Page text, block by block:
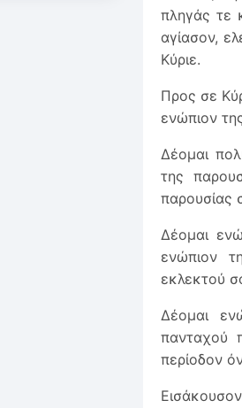
πληγάς τε
αγίασον,
Κύριε.
Προς σε
ενώπιον
Δέομαι
της
παρουσίας
Δέομαι
ενώπιον
εκλεκτού
Δέομαι
πανταχού
περίοδον